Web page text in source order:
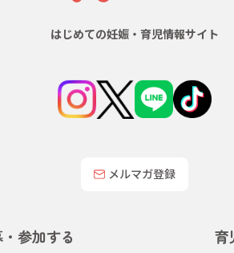
はじめての妊娠・育児情報サイト
メルマガ登録
参加する 育